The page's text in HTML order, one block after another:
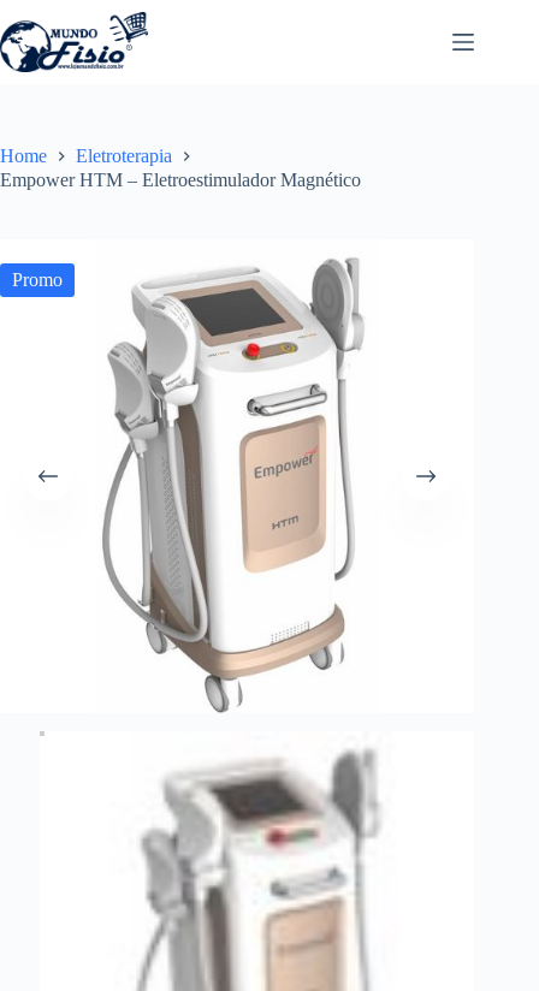
para
o
conteúdo
Home
Eletroterapia
Empower HTM – Eletroestimulador Magnético
Promo